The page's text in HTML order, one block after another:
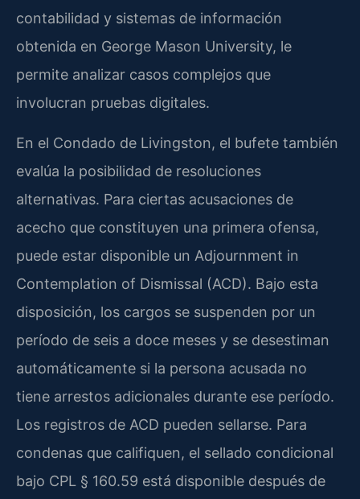
contabilidad y sistemas de información
obtenida en George Mason University, le
permite analizar casos complejos que
involucran pruebas digitales.
En el Condado de Livingston, el bufete también
evalúa la posibilidad de resoluciones
alternativas. Para ciertas acusaciones de
acecho que constituyen una primera ofensa,
puede estar disponible un Adjournment in
Contemplation of Dismissal (ACD). Bajo esta
disposición, los cargos se suspenden por un
período de seis a doce meses y se desestiman
automáticamente si la persona acusada no
tiene arrestos adicionales durante ese período.
Los registros de ACD pueden sellarse. Para
condenas que califiquen, el sellado condicional
bajo CPL § 160.59 está disponible después de